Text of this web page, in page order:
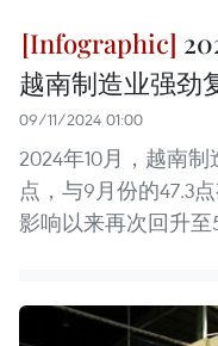
越南制造业强劲
09/11/2024 01:00
2024年10月，越南
点，与9月份的47.3
影响以来再次回升至